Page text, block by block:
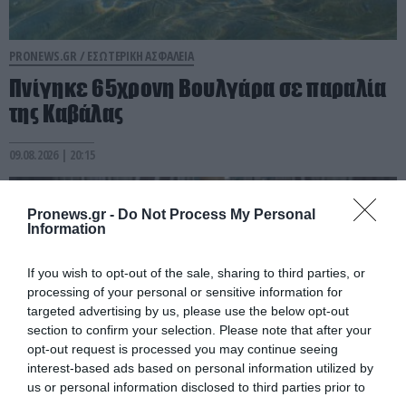
Pronews.gr - Do Not Process My Personal
Information
If you wish to opt-out of the sale, sharing to third parties, or
processing of your personal or sensitive information for
targeted advertising by us, please use the below opt-out
section to confirm your selection. Please note that after your
opt-out request is processed you may continue seeing
interest-based ads based on personal information utilized by
us or personal information disclosed to third parties prior to
PRONEWS.GR / ΕΣΩΤΕΡΙΚΗ ΑΣΦΑΛΕΙΑ
Πνίγηκε 65χρονη Βουλγάρα σε παραλία
της Καβάλας
09.08.2026 | 20:15